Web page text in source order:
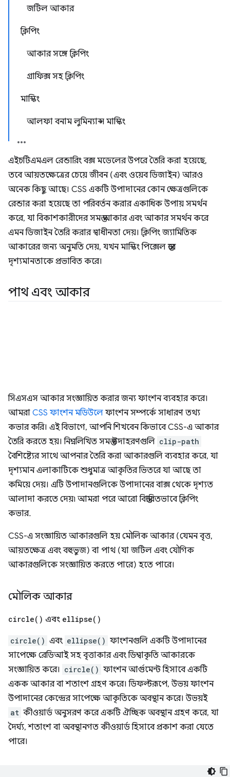
জটিল আকার
ক্লিপিং
আকার সঙ্গে ক্লিপিং
গ্রাফিক্স সহ ক্লিপিং
মাস্কিং
আলফা বনাম লুমিন্যান্স মাস্কিং
এইচটিএমএল রেন্ডারিং বক্স মডেলের উপরে তৈরি করা হয়েছে,
তবে আয়তক্ষেত্রের চেয়ে জীবন (এবং ওয়েব ডিজাইন) আরও
অনেক কিছু আছে। CSS একটি উপাদানের কোন ক্ষেত্রগুলিকে
রেন্ডার করা হয়েছে তা পরিবর্তন করার একাধিক উপায় সমর্থন
করে, যা বিকাশকারীদের সমস্ত আকার এবং আকার সমর্থন করে
এমন ডিজাইন তৈরি করার স্বাধীনতা দেয়। ক্লিপিং জ্যামিতিক
আকারের জন্য অনুমতি দেয়, যখন মাস্কিং পিক্সেল স্তরে
দৃশ্যমানতাকে প্রভাবিত করে।
পাথ এবং আকার
সিএসএস আকার সংজ্ঞায়িত করার জন্য ফাংশন ব্যবহার করে।
আমরা CSS ফাংশন মডিউলে ফাংশন সম্পর্কে সাধারণ তথ্য
কভার করি। এই বিভাগে, আপনি শিখবেন কিভাবে CSS-এ আকার
তৈরি করতে হয়। নিম্নলিখিত সমস্ত উদাহরণগুলি clip-path
বৈশিষ্ট্যের সাথে আপনার তৈরি করা আকারগুলি ব্যবহার করে, যা
দৃশ্যমান এলাকাটিকে শুধুমাত্র আকৃতির ভিতরে যা আছে তা
কমিয়ে দেয়। এটি উপাদানগুলিকে উপাদানের বাক্স থেকে দৃশ্যত
আলাদা করতে দেয়৷ আমরা পরে আরো বিস্তারিতভাবে ক্লিপিং
কভার.
CSS-এ সংজ্ঞায়িত আকারগুলি হয় মৌলিক আকার (যেমন বৃত্ত,
আয়তক্ষেত্র এবং বহুভুজ) বা পাথ (যা জটিল এবং যৌগিক
আকারগুলিকে সংজ্ঞায়িত করতে পারে) হতে পারে।
মৌলিক আকার
circle( ) এবং ellipse( )
circle() এবং ellipse() ফাংশনগুলি একটি উপাদানের
সাপেক্ষে রেডিআই সহ বৃত্তাকার এবং ডিম্বাকৃতি আকারকে
সংজ্ঞায়িত করে। circle() ফাংশন আর্গুমেন্ট হিসাবে একটি
একক আকার বা শতাংশ গ্রহণ করে। ডিফল্টরূপে, উভয় ফাংশন
উপাদানের কেন্দ্রের সাপেক্ষে আকৃতিকে অবস্থান করে। উভয়ই
at কীওয়ার্ড অনুসরণ করে একটি ঐচ্ছিক অবস্থান গ্রহণ করে, যা
দৈর্ঘ্য, শতাংশ বা অবস্থানগত কীওয়ার্ড হিসাবে প্রকাশ করা যেতে
পারে।